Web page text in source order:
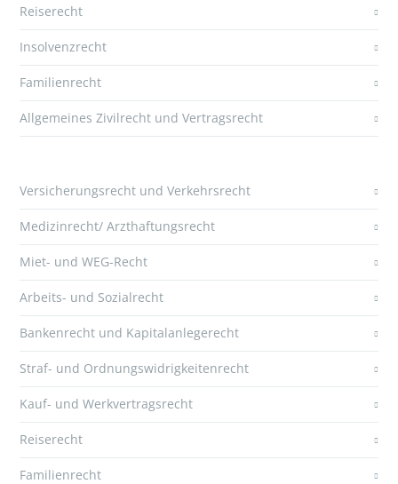
Reiserecht
Insolvenzrecht
Familienrecht
Allgemeines Zivilrecht und Vertragsrecht
Versicherungsrecht und Verkehrsrecht
Medizinrecht/ Arzthaftungsrecht
Miet- und WEG-Recht
Arbeits- und Sozialrecht
Bankenrecht und Kapitalanlegerecht
Straf- und Ordnungswidrigkeitenrecht
Kauf- und Werkvertragsrecht
Reiserecht
Familienrecht